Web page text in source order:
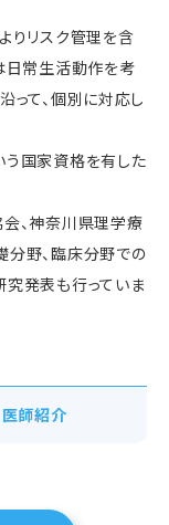
りリスク管理を含
日常生活動作を考
って、個別に対応し
国家資格を有した
、神奈川県理学療
野、臨床分野での
発表も行っていま
医師紹介